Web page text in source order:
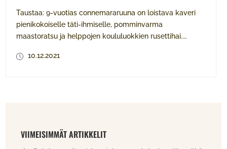
Taustaa: 9-vuotias connemararuuna on loistava kaveri
pienikokoiselle täti-ihmiselle, pomminvarma
maastoratsu ja helppojen koululuokkien rusettihai....
10.12.2021
VIIMEISIMMÄT ARTIKKELIT